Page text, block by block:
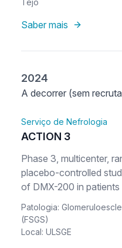
Tejo
Saber mais
2024
A decorrer (sem
Serviço de Nefrologia
ACTION 3
Phase 3, multicenter,
placebo-controlled
of DMX-200 in
glomerulosclerosis
angiotensin II receptor
Patologia:
(FSGS)
Local: ULSGE